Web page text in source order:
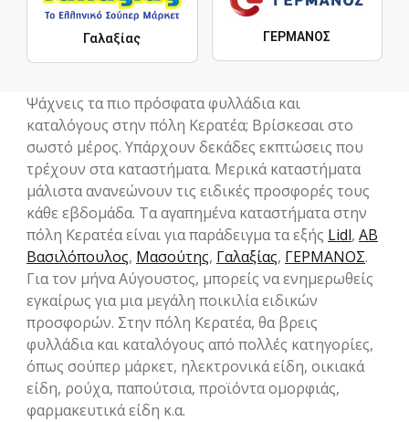
Γαλαξίας ΓΕΡΜΑΝΟΣ
Ψάχνεις τα πιο πρόσφατα φυλλάδια και
καταλόγους στην πόλη Κερατέα; Βρίσκεσαι στο
σωστό μέρος. Υπάρχουν δεκάδες εκπτώσεις που
τρέχουν στα καταστήματα. Μερικά καταστήματα
μάλιστα ανανεώνουν τις ειδικές προσφορές τους
κάθε εβδομάδα. Τα αγαπημένα καταστήματα στην
πόλη Κερατέα είναι για παράδειγμα τα εξής Lidl, ΑΒ
Βασιλόπουλος, Μασούτης, Γαλαξίας, ΓΕΡΜΑΝΟΣ.
Για τον μήνα Αύγουστος, μπορείς να ενημερωθείς
εγκαίρως για μια μεγάλη ποικιλία ειδικών
προσφορών. Στην πόλη Κερατέα, θα βρεις
φυλλάδια και καταλόγους από πολλές κατηγορίες,
όπως σούπερ μάρκετ, ηλεκτρονικά είδη, οικιακά
είδη, ρούχα, παπούτσια, προϊόντα ομορφιάς,
φαρμακευτικά είδη κ.α.